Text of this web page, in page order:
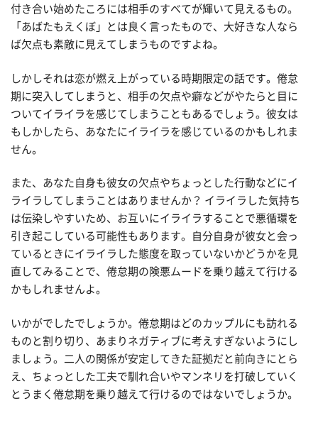
付き合い始めたころには相手のすべてが輝いて見えるもの。
「あばたもえくぼ」とは良く言ったもので、大好きな人なら
ば欠点も素敵に見えてしまうものですよね。
しかしそれは恋が燃え上がっている時期限定の話です。倦怠
期に突入してしまうと、相手の欠点や癖などがやたらと目に
ついてイライラを感じてしまうこともあるでしょう。彼女は
もしかしたら、あなたにイライラを感じているのかもしれま
せん。
また、あなた自身も彼女の欠点やちょっとした行動などにイ
ライラしてしまうことはありませんか？ イライラした気持ち
は伝染しやすいため、お互いにイライラすることで悪循環を
引き起こしている可能性もあります。自分自身が彼女と会っ
ているときにイライラした態度を取っていないかどうかを見
直してみることで、倦怠期の険悪ムードを乗り越えて行ける
かもしれませんよ。
いかがでしたでしょうか。倦怠期はどのカップルにも訪れる
ものと割り切り、あまりネガティブに考えすぎないようにし
ましょう。二人の関係が安定してきた証拠だと前向きにとら
え、ちょっとした工夫で馴れ合いやマンネリを打破していく
とうまく倦怠期を乗り越えて行けるのではないでしょうか。